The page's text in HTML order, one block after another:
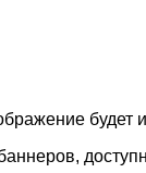
будет